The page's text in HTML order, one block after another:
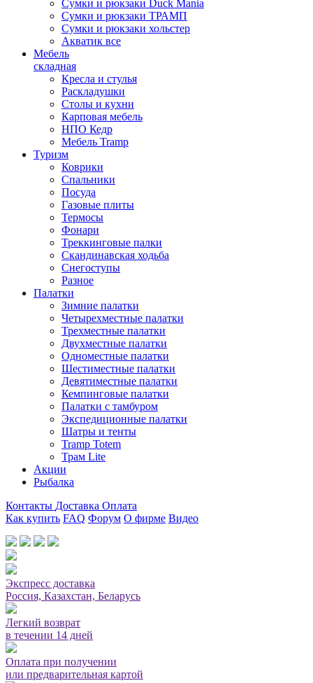
Сумки и рюкзаки Duck Mania
Сумки и рюкзаки ТРАМП
Сумки и рюкзаки хольстер
Акватик все
Мебель
складная
Кресла и стулья
Раскладушки
Столы и кухни
Карповая мебель
НПО Кедр
Мебель Tramp
Туризм
Коврики
Спальники
Посуда
Газовые плиты
Термосы
Фонари
Треккинговые палки
Скандинавская ходьба
Снегоступы
Разное
Палатки
Зимние палатки
Четырехместные палатки
Трехместные палатки
Двухместные палатки
Одноместные палатки
Шестиместные палатки
Девятиместные палатки
Кемпинговые палатки
Палатки с тамбуром
Экспедиционные палатки
Шатры и тенты
Tramp Totem
Трам Lite
Акции
Рыбалка
Контакты Доставка Оплата
Как купить FAQ Форум О фирме Видео
Экспресс доставка
Россия, Казахстан, Беларусь
Легкий возврат
в течении 14 дней
Оплата при получении
или предварительная картой